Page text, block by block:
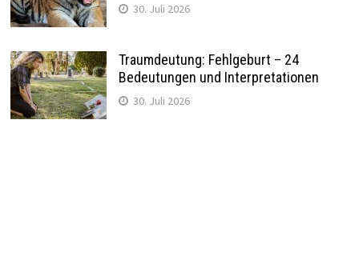
30. Juli 2026
Traumdeutung: Fehlgeburt – 24
Bedeutungen und Interpretationen
30. Juli 2026